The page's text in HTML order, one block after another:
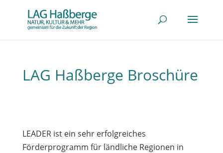
LAG Haßberge Broschüre
LEADER ist ein sehr erfolgreiches
Förderprogramm für ländliche Regionen in